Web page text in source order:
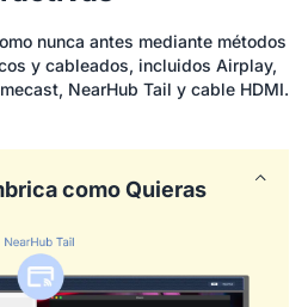
nunca antes mediante métodos
y cableados, incluidos Airplay,
NearHub Tail y cable HDMI.
como Quieras